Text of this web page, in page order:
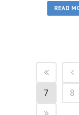
READ
7
8